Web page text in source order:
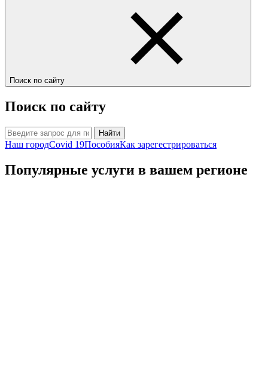
Поиск по сайту
Поиск по сайту
Найти
Наш городCovid 19ПособияКак зарегестрироваться
Популярные услуги в вашем регионе